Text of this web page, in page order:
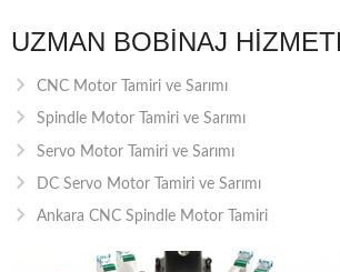
UZMAN BOBINAJ
CNC Motor Tamiri ve Sarımı
Spindle Motor Tamiri ve Sarımı
Servo Motor Tamiri ve Sarımı
DC Servo Motor Tamiri ve Sarımı
Ankara CNC Spindle Motor Tamiri